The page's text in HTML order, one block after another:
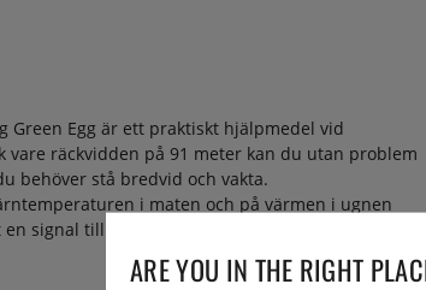
Green Egg är ett praktiskt hjälpmedel vid
räckvidden på 91 meter kan du utan problem
behöver stå bredvid och vakta.
i maten och på värmen i ugnen
signal till mottagaren när önskad temperatur
ARE YOU IN THE RIGHT